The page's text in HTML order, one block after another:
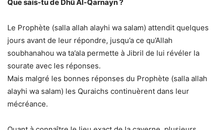
Que sais-tu de Dhû Al-Qarnayn ?
Le Prophète (salla allah alayhi wa salam) attendit quelques
jours avant de leur répondre, jusqu’a ce qu’Allah
soubhanahou wa ta’ala permette à Jibril de lui révéler la
sourate avec les réponses.
Mais malgré les bonnes réponses du Prophète (salla allah
alayhi wa salam) les Quraichs continuèrent dans leur
mécréance.